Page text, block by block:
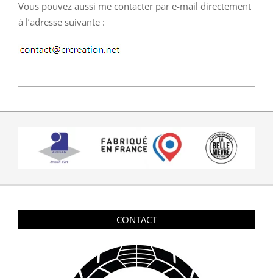
Vous pouvez aussi me contacter par e-mail directement
à l’adresse suivante :
09-
CONTACT